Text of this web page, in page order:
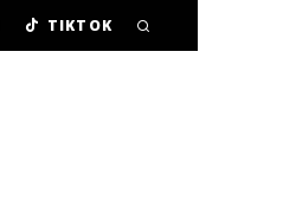
TIKTOK